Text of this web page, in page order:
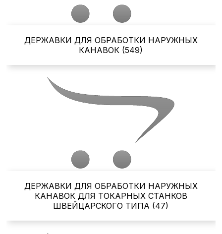
ДЕРЖАВКИ ДЛЯ ОБРАБОТКИ НАРУЖНЫХ
КАНАВОК (549)
ДЕРЖАВКИ ДЛЯ ОБРАБОТКИ НАРУЖНЫХ
КАНАВОК ДЛЯ ТОКАРНЫХ СТАНКОВ
ШВЕЙЦАРСКОГО ТИПА (47)